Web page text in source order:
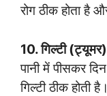
रोग ठीक होता है
10. गिल्टी
पानी में पीसकर
गिल्टी ठीक होती है।